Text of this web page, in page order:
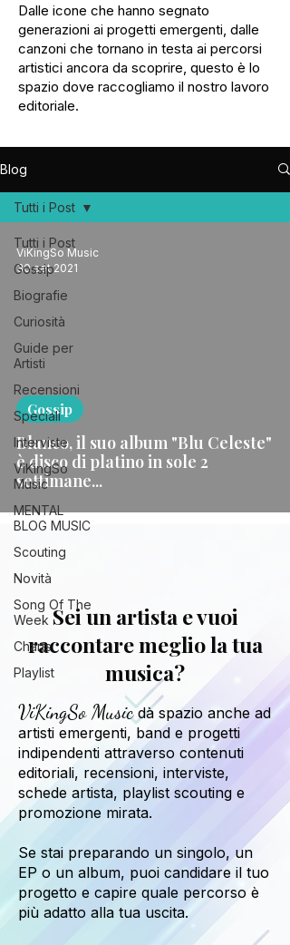
Dalle icone che hanno segnato
generazioni ai progetti emergenti, dalle
canzoni che tornano in testa ai percorsi
artistici ancora da scoprire, questo è lo
spazio dove raccogliamo il nostro lavoro
editoriale.
Blog
Tutti i Post
Gossip
Biografie
Curiosità
Guide per
Artisti
Recensioni
Speciali
Interviste
ViKingSo
Music
MENTAL
BLOG MUSIC
Scouting
Novità
Song Of The
Week
Charts
Playlist
Tutti i Post
Blanco, il suo album "Blu Celeste"
è disco di platino in sole 2
settimane...
Gossip
ViKingSo Music
30 set 2021
Sei un artista e vuoi
raccontare meglio la tua
musica?
ViKingSo Music dà spazio anche ad
artisti emergenti, band e progetti
indipendenti attraverso contenuti
editoriali, recensioni, interviste,
schede artista, playlist scouting e
promozione mirata.
Se stai preparando un singolo, un
EP o un album, puoi candidare il tuo
progetto e capire quale percorso è
più adatto alla tua uscita.